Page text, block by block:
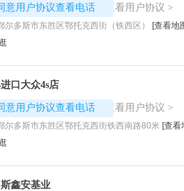
意用户协议查看电话
1789 查看用户协议 >
尔多斯市东胜区鄂托克西街（铁西区）
[查看地
口大众4s店
意用户协议查看电话
5561 查看用户协议 >
尔多斯市东胜区鄂托克西街铁西南路80米 [查看
鑫安基业